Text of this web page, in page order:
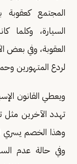
المجتمع كعقوبة
السيارة، وكلما
العقوبة، وفي بعض
لردع المتهورين
تهدد الآخرين مثل
وفي حالة عدم